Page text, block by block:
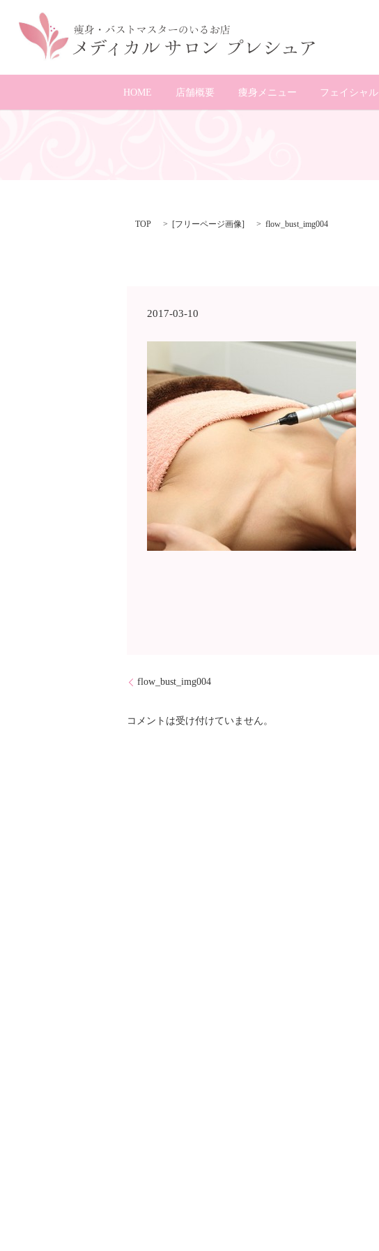
HOME 店舗概要 痩身メニュー フェイシャル
TOP [フリーページ画像] flow_bust_img004
2017-03-10
flow_bust_img004
コメントは受け付けていません。